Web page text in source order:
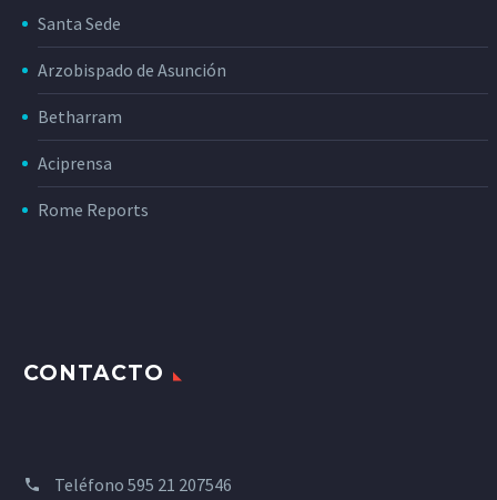
Santa Sede
Arzobispado de Asunción
Betharram
Aciprensa
Rome Reports
CONTACTO
Teléfono 595 21 207546